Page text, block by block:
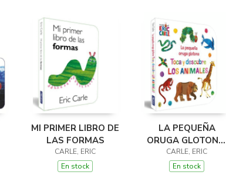
MI PRIMER LIBRO DE
LAS FORMAS
CARLE, ERIC
En stock
LA PEQUEÑA
ORUGA GLOTONA.
TOCA Y DESCUBRE
LOS ANIMALES
CARLE, ERIC
En stock